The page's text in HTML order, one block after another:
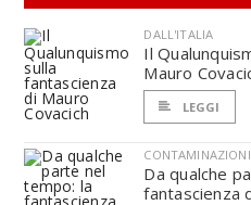
DALL'ITALIA
Il
Mauro
LEGGI
CONTAMINAZIONI
Da qualche
fantascienza